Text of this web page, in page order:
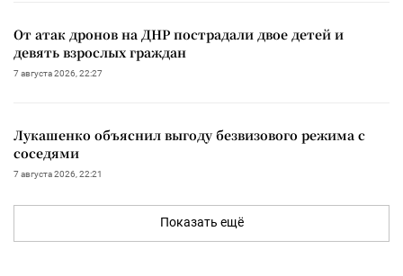
От атак дронов на ДНР пострадали двое детей и
девять взрослых граждан
7 августа 2026, 22:27
Лукашенко объяснил выгоду безвизового режима с
соседями
7 августа 2026, 22:21
Показать ещё